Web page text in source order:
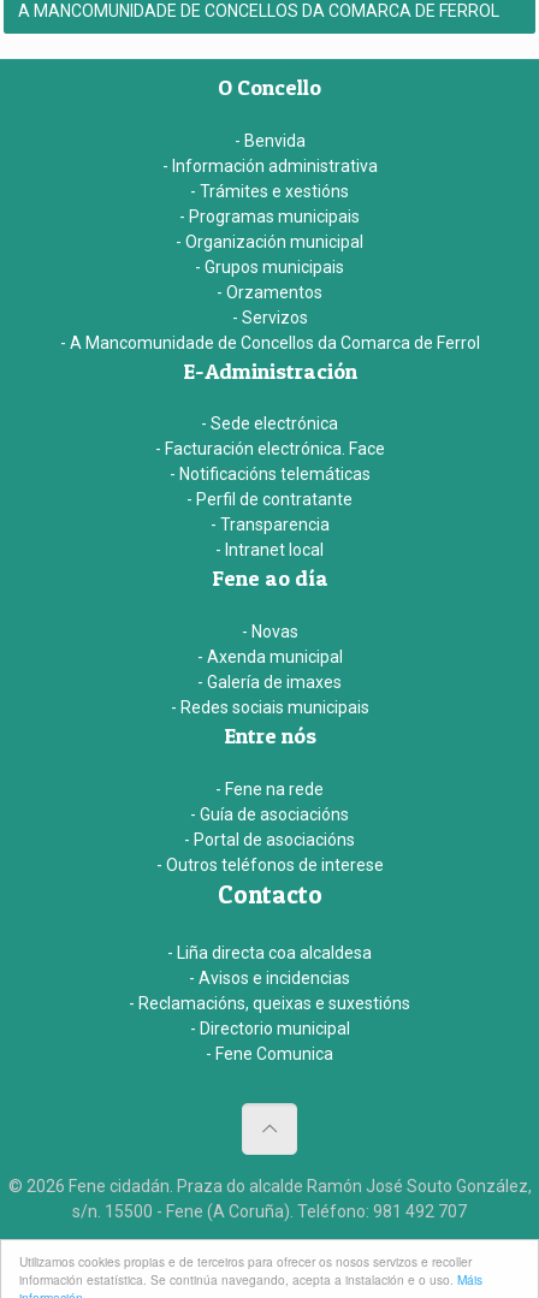
Utilizamos cookies propias e de terceiros para ofrecer os nosos servizos e recoller
información estatística. Se continúa navegando, acepta a instalación e o uso. Máis
A MANCOMUNIDADE DE CONCELLOS DA COMARCA DE FERROL
O Concello
- Benvida
- Información administrativa
- Trámites e xestións
- Programas municipais
- Organización municipal
- Grupos municipais
- Orzamentos
- Servizos
- A Mancomunidade de Concellos da Comarca de Ferrol
E-Administración
- Sede electrónica
- Facturación electrónica. Face
- Notificacións telemáticas
- Perfil de contratante
- Transparencia
- Intranet local
Fene ao día
- Novas
- Axenda municipal
- Galería de imaxes
- Redes sociais municipais
Entre nós
- Fene na rede
- Guía de asociacións
- Portal de asociacións
- Outros teléfonos de interese
Contacto
- Liña directa coa alcaldesa
- Avisos e incidencias
- Reclamacións, queixas e suxestións
- Directorio municipal
- Fene Comunica
© 2026 Fene cidadán. Praza do alcalde Ramón José Souto González,
s/n. 15500 - Fene (A Coruña). Teléfono: 981 492 707